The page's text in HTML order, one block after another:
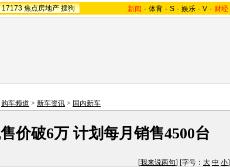
17173 焦点房地产 搜狗 新闻 - 体育 - S - 娱乐 - V - 财经
购车频道 > 新车资讯 > 国内新车
价破6万 计划每月销售4500台
[我来说两句] [字号： 大 中 小]